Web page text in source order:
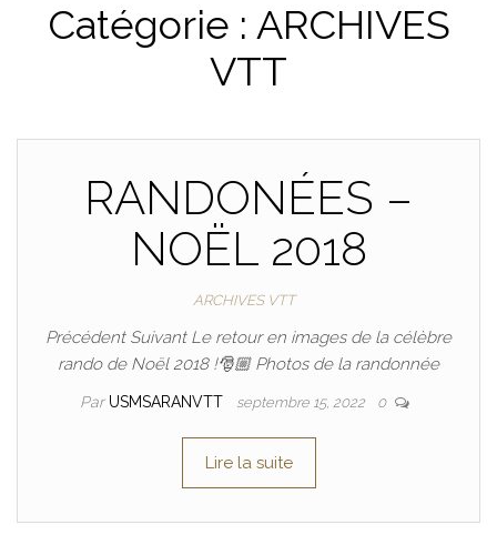
Catégorie : ARCHIVES
VTT
RANDONÉES –
NOËL 2018
ARCHIVES VTT
Précédent Suivant Le retour en images de la célèbre
rando de Noël 2018 !🎅🏼 Photos de la randonnée
Par USMSARANVTT septembre 15, 2022 0
Lire la suite